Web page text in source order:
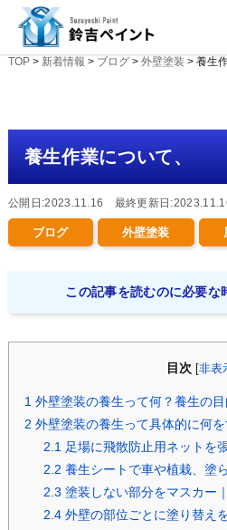
TOP> 新着情報 > ブログ> 外壁塗装 > 養生
養生作業について、
公開日:2023.11.16 最終更新日
ブログ 外壁塗装
この記事を読むのに必要な
目次 [非表
1 外壁塗装の養生って何？養生の目
2 外壁塗装の養生って具体的に何
2.1 足場に飛散防止用ネットを
2.2 養生シートで車や植栽、塗
2.3 塗装しない部分をマスカー
2.4外壁の部位ごとに塗り替え